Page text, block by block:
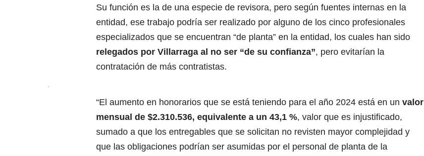
Su función es la de una especie de revisora, pero según fuentes internas en la
entidad, ese trabajo podría ser realizado por alguno de los cinco profesionales
especializados que se encuentran “de planta” en la entidad, los cuales han sido
relegados por Villarraga al no ser “de su confianza”, pero evitarían la
contratación de más contratistas.
“El aumento en honorarios que se está teniendo para el año 2024 está en un valor
mensual de $2.310.536, equivalente a un 43,1 %, valor que es injustificado,
sumado a que los entregables que se solicitan no revisten mayor complejidad y
que las obligaciones podrían ser asumidas por el personal de planta de la